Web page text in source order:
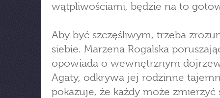
wątpliwościami, będzie na to
Aby być szczęśliwym, trzeba
siebie. Marzena Rogalska
opowiada o wewnętrznym
Agaty, odkrywa jej rodzinne
pokazuje, że każdy może zmierzyć